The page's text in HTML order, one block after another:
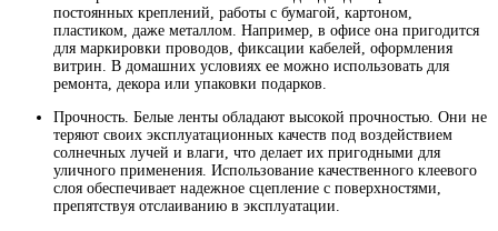
постоянных креплений, работы с бумагой, картоном,
пластиком, даже металлом. Например, в офисе она пригодится
для маркировки проводов, фиксации кабелей, оформления
витрин. В домашних условиях ее можно использовать для
ремонта, декора или упаковки подарков.
Прочность. Белые ленты обладают высокой прочностью. Они не
теряют своих эксплуатационных качеств под воздействием
солнечных лучей и влаги, что делает их пригодными для
уличного применения. Использование качественного клеевого
слоя обеспечивает надежное сцепление с поверхностями,
препятствуя отслаиванию в эксплуатации.